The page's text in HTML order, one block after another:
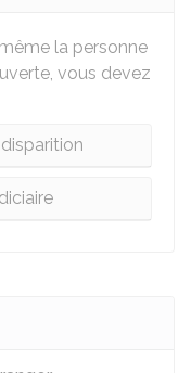
la personne
vous devez